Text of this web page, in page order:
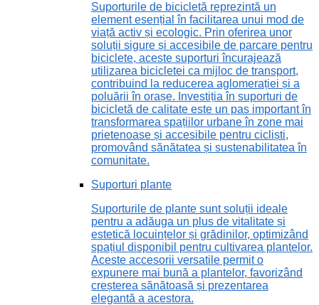
Suporturile de bicicletă reprezintă un
element esențial în facilitarea unui mod de
viață activ și ecologic. Prin oferirea unor
soluții sigure și accesibile de parcare pentru
biciclete, aceste suporturi încurajează
utilizarea bicicletei ca mijloc de transport,
contribuind la reducerea aglomerației și a
poluării în orașe. Investiția în suporturi de
bicicletă de calitate este un pas important în
transformarea spațiilor urbane în zone mai
prietenoase și accesibile pentru cicliști,
promovând sănătatea și sustenabilitatea în
comunitate.
Suporturi plante
Suporturile de plante sunt soluții ideale
pentru a adăuga un plus de vitalitate și
estetică locuințelor și grădinilor, optimizând
spațiul disponibil pentru cultivarea plantelor.
Aceste accesorii versatile permit o
expunere mai bună a plantelor, favorizând
creșterea sănătoasă și prezentarea
elegantă a acestora.